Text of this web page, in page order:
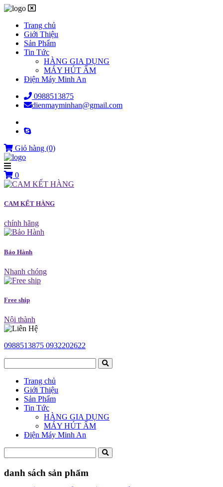
Trang chủ
Giới Thiệu
Sản Phẩm
Tin Tức
HÀNG GIA DỤNG
MÁY HÚT ẨM
Điện Máy Minh An
0988513875
dienmayminhan@gmail.com
Giỏ hàng (0)
0
CAM KẾT HÀNG
chính hãng
Bảo Hành
Nhanh chóng
Free ship
Nội thành
0988513875 0932202622
Trang chủ
Giới Thiệu
Sản Phẩm
Tin Tức
HÀNG GIA DỤNG
MÁY HÚT ẨM
Điện Máy Minh An
danh sách sản phẩm